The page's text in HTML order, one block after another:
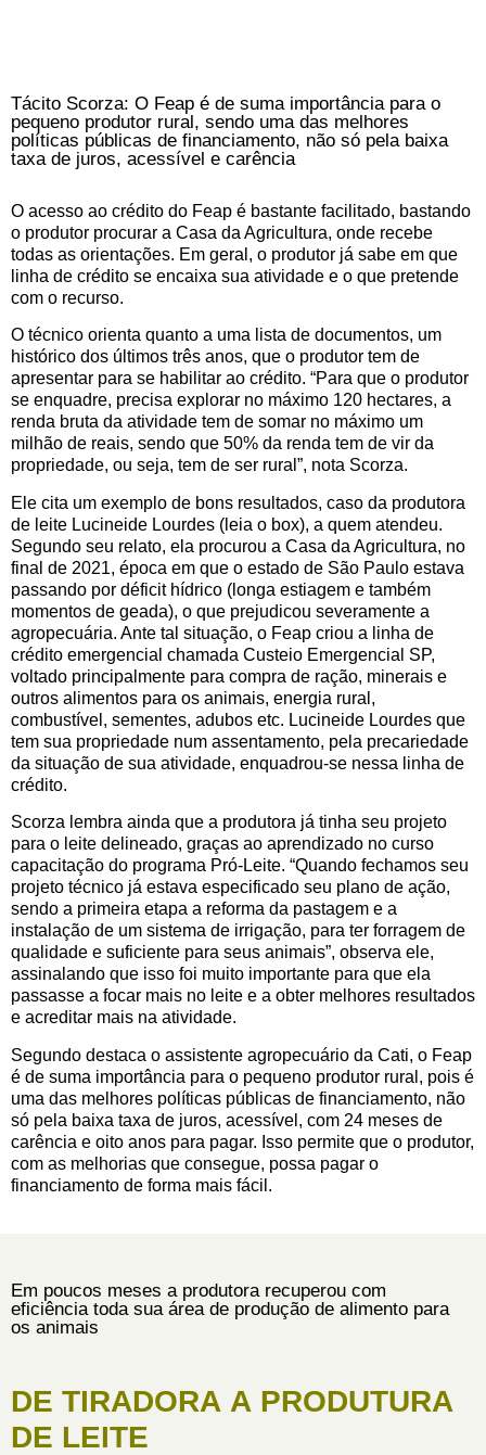
Tácito Scorza: O Feap é de suma importância para o
pequeno produtor rural, sendo uma das melhores
políticas públicas de financiamento, não só pela baixa
taxa de juros, acessível e carência
O acesso ao crédito do Feap é bastante facilitado, bastando
o produtor procurar a Casa da Agricultura, onde recebe
todas as orientações. Em geral, o produtor já sabe em que
linha de crédito se encaixa sua atividade e o que pretende
com o recurso.
O técnico orienta quanto a uma lista de documentos, um
histórico dos últimos três anos, que o produtor tem de
apresentar para se habilitar ao crédito. “Para que o produtor
se enquadre, precisa explorar no máximo 120 hectares, a
renda bruta da atividade tem de somar no máximo um
milhão de reais, sendo que 50% da renda tem de vir da
propriedade, ou seja, tem de ser rural”, nota Scorza.
Ele cita um exemplo de bons resultados, caso da produtora
de leite Lucineide Lourdes (leia o box), a quem atendeu.
Segundo seu relato, ela procurou a Casa da Agricultura, no
final de 2021, época em que o estado de São Paulo estava
passando por déficit hídrico (longa estiagem e também
momentos de geada), o que prejudicou severamente a
agropecuária. Ante tal situação, o Feap criou a linha de
crédito emergencial chamada Custeio Emergencial SP,
voltado principalmente para compra de ração, minerais e
outros alimentos para os animais, energia rural,
combustível, sementes, adubos etc. Lucineide Lourdes que
tem sua propriedade num assentamento, pela precariedade
da situação de sua atividade, enquadrou-se nessa linha de
crédito.
Scorza lembra ainda que a produtora já tinha seu projeto
para o leite delineado, graças ao aprendizado no curso
capacitação do programa Pró-Leite. “Quando fechamos seu
projeto técnico já estava especificado seu plano de ação,
sendo a primeira etapa a reforma da pastagem e a
instalação de um sistema de irrigação, para ter forragem de
qualidade e suficiente para seus animais”, observa ele,
assinalando que isso foi muito importante para que ela
passasse a focar mais no leite e a obter melhores resultados
e acreditar mais na atividade.
Segundo destaca o assistente agropecuário da Cati, o Feap
é de suma importância para o pequeno produtor rural, pois é
uma das melhores políticas públicas de financiamento, não
só pela baixa taxa de juros, acessível, com 24 meses de
carência e oito anos para pagar. Isso permite que o produtor,
com as melhorias que consegue, possa pagar o
financiamento de forma mais fácil.
Em poucos meses a produtora recuperou com
eficiência toda sua área de produção de alimento para
os animais
DE TIRADORA A PRODUTURA
DE LEITE